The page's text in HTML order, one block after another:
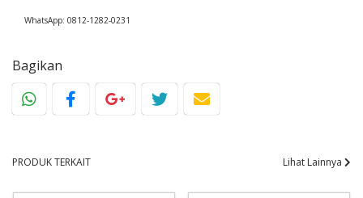
WhatsApp: 0812-1282-0231
Bagikan
PRODUK TERKAIT Lihat Lainnya